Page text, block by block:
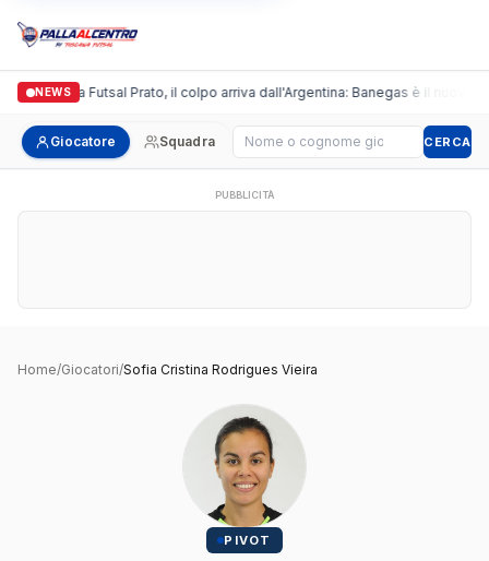
NEWS
Italgronda Futsal Prato, il colpo arriva dall'Argentina: Banegas è il nuovo
Giocatore Squadra Cerca giocatore CERCA
PUBBLICITÀ
Home/Giocatori/Sofia Cristina Rodrigues Vieira
PIVOT